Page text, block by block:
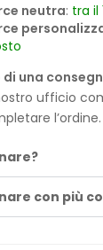
neutra: tra il
di una
ufficio
l’ordine.
con più